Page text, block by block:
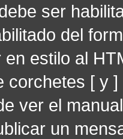
ser
del
en estilo al
corchetes [ y
ver el
un